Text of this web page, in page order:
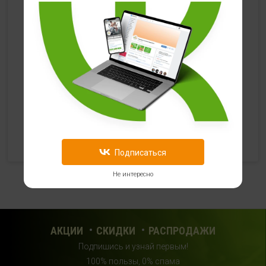
HealthStore в ТРЦ "Ковров-Молл"
г. Ковров, ул. Лопатина 7а, второй этаж, слева от
магазина "СпортМастер"
+ 7 (903) 645-25-85
с 10:00 до 21:00 (без выходных)
HealthStore + ФИТНЕС-БАР в ТРЦ "Красный кит"
г. Мытищи, Шараповский проезд, вл. 2, третий этаж,
с 10:00 до 22:00 (без выходных)
г.Москва, 23 км, Киевское шоссе, 1, второй этаж, рядом с
+7 (963) 682-32- 02
с 10:00 до 22:00 (без выходных)
АКЦИИ СКИДКИ РАСПРОДАЖИ
Подпишись и узнай первым!
100% пользы, 0% спама
Подписаться
Не интересно